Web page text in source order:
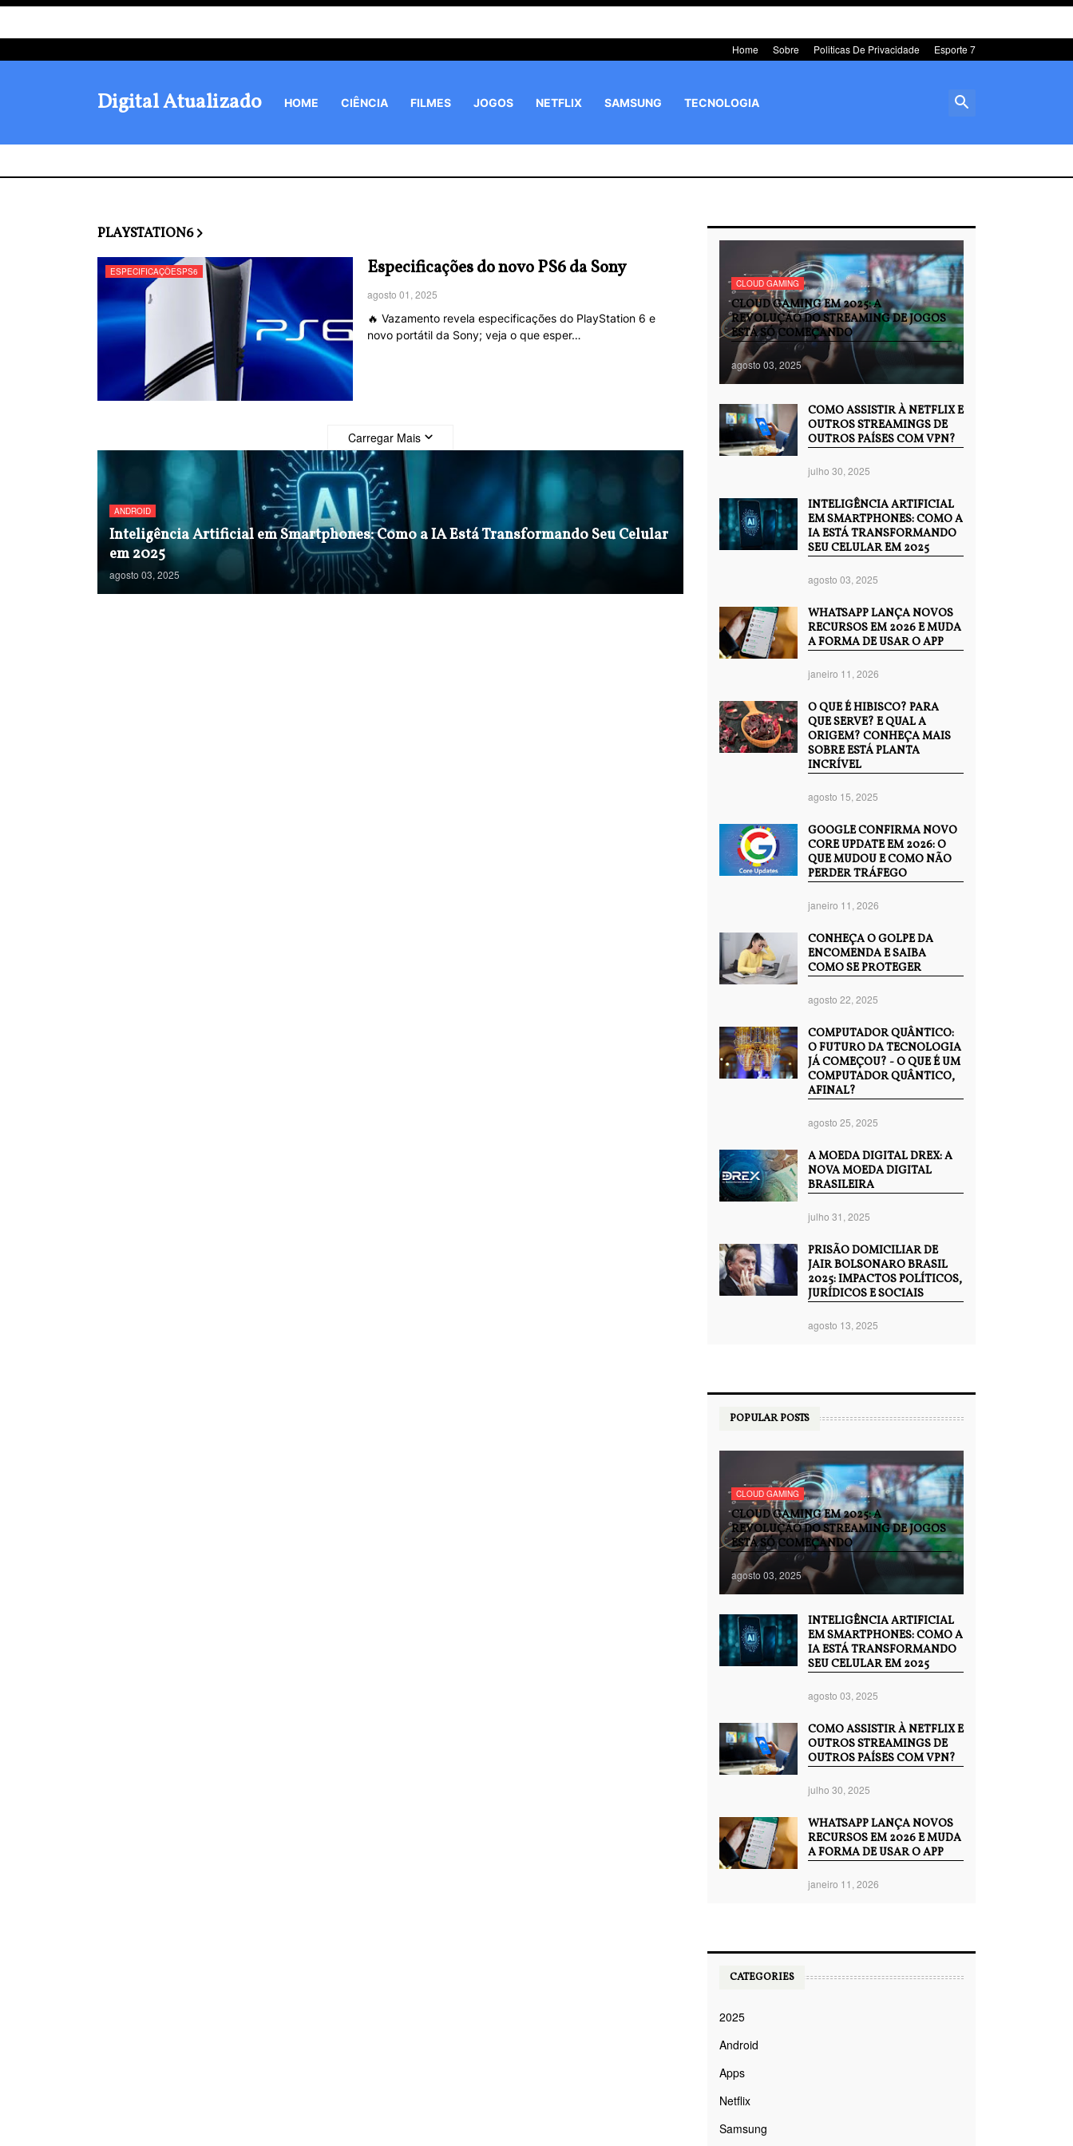
Home Sobre Politicas De Privacidade Esporte 7
Digital Atualizado HOME CIÊNCIA FILMES JOGOS NETFLIX SAMSUNG TECNOLOGIA
PLAYSTATION6
ESPECIFICAÇÕESPS6 Especificações do novo PS6 da Sony
agosto 01, 2025
🔥 Vazamento revela especificações do PlayStation 6 e
novo portátil da Sony; veja o que esper…
Carregar Mais
ANDROID
Inteligência Artificial em Smartphones: Como a IA Está Transformando Seu Celular
em 2025
agosto 03, 2025
CLOUD GAMING
CLOUD GAMING EM 2025: A
REVOLUÇÃO DO STREAMING DE JOGOS
ESTÁ SÓ COMEÇANDO
agosto 03, 2025
COMO ASSISTIR À NETFLIX E
OUTROS STREAMINGS DE
OUTROS PAÍSES COM VPN?
julho 30, 2025
INTELIGÊNCIA ARTIFICIAL
EM SMARTPHONES: COMO A
IA ESTÁ TRANSFORMANDO
SEU CELULAR EM 2025
agosto 03, 2025
WHATSAPP LANÇA NOVOS
RECURSOS EM 2026 E MUDA
A FORMA DE USAR O APP
janeiro 11, 2026
O QUE É HIBISCO? PARA
QUE SERVE? E QUAL A
ORIGEM? CONHEÇA MAIS
SOBRE ESTÁ PLANTA
INCRÍVEL
agosto 15, 2025
GOOGLE CONFIRMA NOVO
CORE UPDATE EM 2026: O
QUE MUDOU E COMO NÃO
PERDER TRÁFEGO
janeiro 11, 2026
CONHEÇA O GOLPE DA
ENCOMENDA E SAIBA
COMO SE PROTEGER
agosto 22, 2025
COMPUTADOR QUÂNTICO:
O FUTURO DA TECNOLOGIA
JÁ COMEÇOU? - O QUE É UM
COMPUTADOR QUÂNTICO,
AFINAL?
agosto 25, 2025
A MOEDA DIGITAL DREX: A
NOVA MOEDA DIGITAL
BRASILEIRA
julho 31, 2025
PRISÃO DOMICILIAR DE
JAIR BOLSONARO BRASIL
2025: IMPACTOS POLÍTICOS,
JURÍDICOS E SOCIAIS
agosto 13, 2025
POPULAR POSTS
CLOUD GAMING
CLOUD GAMING EM 2025: A
REVOLUÇÃO DO STREAMING DE JOGOS
ESTÁ SÓ COMEÇANDO
agosto 03, 2025
INTELIGÊNCIA ARTIFICIAL
EM SMARTPHONES: COMO A
IA ESTÁ TRANSFORMANDO
SEU CELULAR EM 2025
agosto 03, 2025
COMO ASSISTIR À NETFLIX E
OUTROS STREAMINGS DE
OUTROS PAÍSES COM VPN?
julho 30, 2025
WHATSAPP LANÇA NOVOS
RECURSOS EM 2026 E MUDA
A FORMA DE USAR O APP
janeiro 11, 2026
CATEGORIES
2025
Android
Apps
Netflix
Samsung